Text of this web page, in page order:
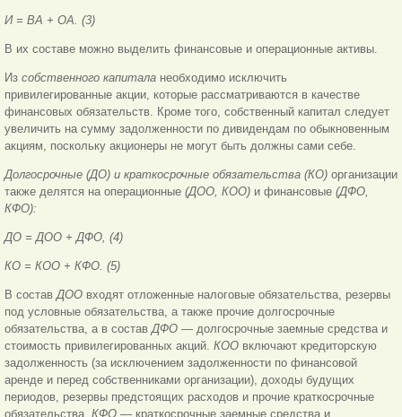
И = ВА + ОА. (3)
В их составе можно выделить финансовые и операционные активы.
Из собственного капитала необходимо исключить
привилегированные акции, которые рассматриваются в качестве
финансовых обязательств. Кроме того, собственный капитал следует
увеличить на сумму задолженности по дивидендам по обыкновенным
акциям, поскольку акционеры не могут быть должны сами себе.
Долгосрочные (ДО) и краткосрочные обязательства (КО) организации
также делятся на операционные (ДОО, КОО) и финансовые (ДФО,
КФО):
ДО = ДОО + ДФО, (4)
КО = КОО + КФО. (5)
В составДОО входят отложенные налоговые обязательства, резервы
под условные обязательства, а также прочие долгосрочные
обязательства, а в составДФО — долгосрочные заемные средства и
стоимость привилегированных акций. КОО включают кредиторскую
задолженность (за исключением задолженности по финансовой
аренде и перед собственниками организации), доходы будущих
периодов, резервы предстоящих расходов и прочие краткосрочные
обязательства, КФО — краткосрочные заемные средства и